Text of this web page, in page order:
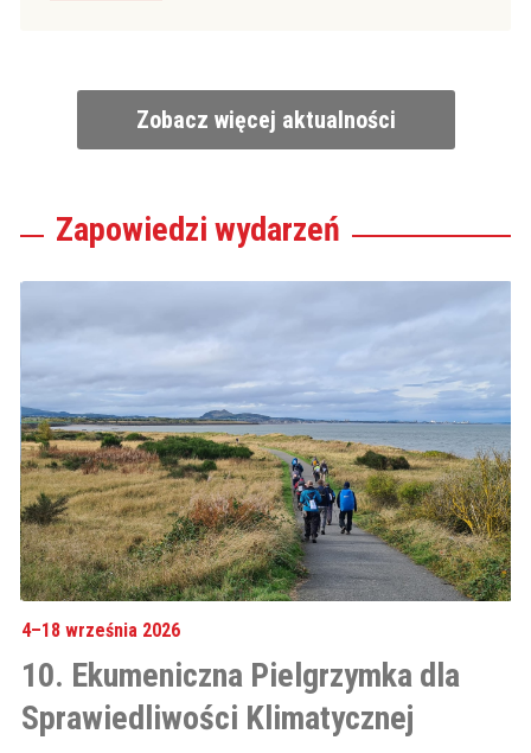
Zobacz więcej aktualności
Zapowiedzi wydarzeń
4–18 września 2026
10. Ekumeniczna Pielgrzymka dla
Sprawiedliwości Klimatycznej